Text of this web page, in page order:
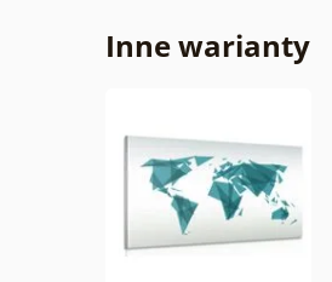
Inne warianty